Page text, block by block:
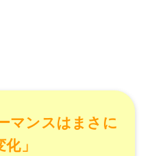
マンスはまさに
化」